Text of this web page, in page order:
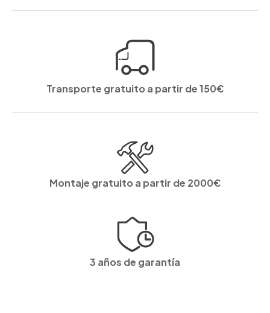
Transporte gratuito a partir de 150€
Montaje gratuito a partir de 2000€
3 años de garantía